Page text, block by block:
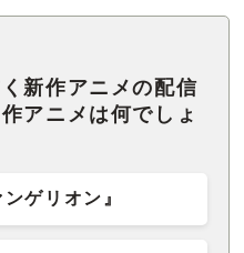
新作アニメの配信
アニメは何でしょ
ゲリオン』